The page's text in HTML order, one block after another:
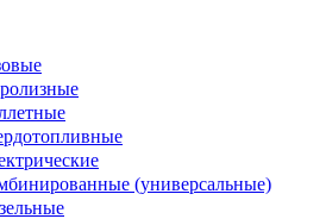
(универсальные)